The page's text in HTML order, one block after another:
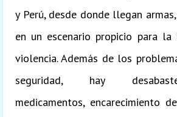
y Perú, desde donde llegan
en un escenario propicio para
violencia. Además de los
seguridad, hay
medicamentos, encarecimiento